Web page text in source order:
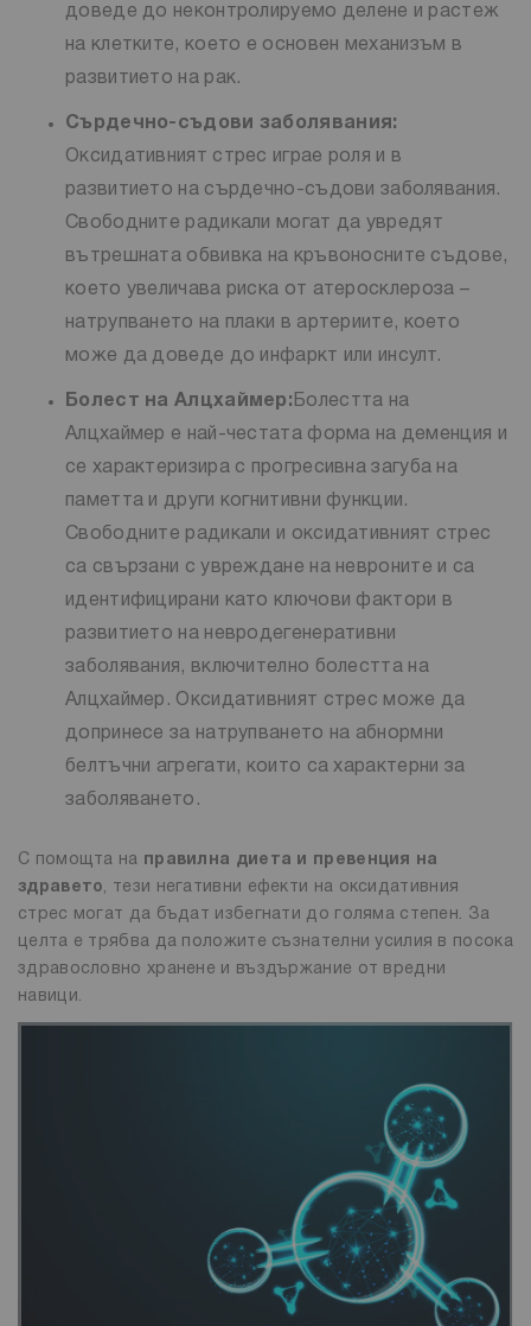
доведе до неконтролируемо делене и растеж
на клетките, което е основен механизъм в
развитието на рак.
Сърдечно-съдови заболявания:
Оксидативният стрес играе роля и в
развитието на сърдечно-съдови заболявания.
Свободните радикали могат да увредят
вътрешната обвивка на кръвоносните съдове,
което увеличава риска от атеросклероза –
натрупването на плаки в артериите, което
може да доведе до инфаркт или инсулт.
Болест на Алцхаймер : Болестта на
Алцхаймер е най-честата форма на деменция и
се характеризира с прогресивна загуба на
паметта и други когнитивни функции.
Свободните радикали и оксидативният стрес
са свързани с увреждане на невроните и са
идентифицирани като ключови фактори в
развитието на невродегенеративни
заболявания, включително болестта на
Алцхаймер. Оксидативният стрес може да
допринесе за натрупването на абнормни
белтъчни агрегати, които са характерни за
заболяването.
С помощта на правилна диета и превенция на
здравето
, тези негативни ефекти на оксидативния
стрес могат да бъдат избегнати до голяма степен. За
целта е трябва да положите съзнателни усилия в посока
здравословно хранене и въздържание от вредни
навици.